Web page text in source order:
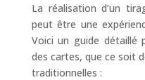
La réalisation d’un
peut être une
Voici un guide détaillé
des cartes, que ce soit
traditionnelles :